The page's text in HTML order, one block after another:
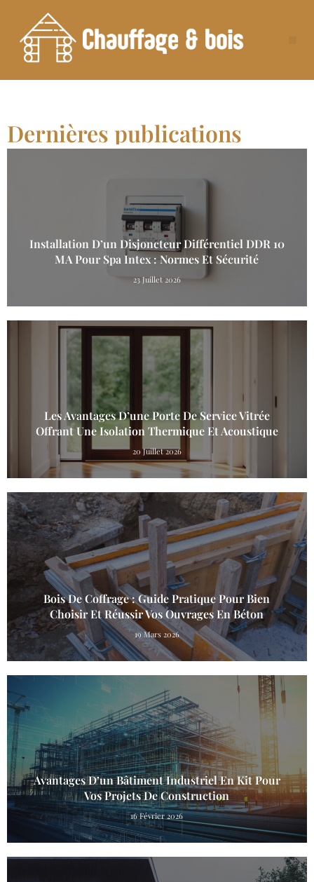
Dernières publications
Installation D’un Disjoncteur Différentiel DDR 10
MA Pour Spa Intex : Normes Et Sécurité
23 Juillet 2026
Les Avantages D’une Porte De Service Vitrée
Offrant Une Isolation Thermique Et Acoustique
20 Juillet 2026
Bois De Coffrage : Guide Pratique Pour Bien
Choisir Et Réussir Vos Ouvrages En Béton
19 Mars 2026
Avantages D’un Bâtiment Industriel En Kit Pour
Vos Projets De Construction
16 Février 2026